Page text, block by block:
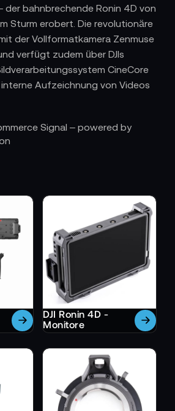
der bahnbrechende Ronin 4D von
Sturm erobert. Die revolutionäre
der Vollformatkamera Zenmuse
verfügt zudem über DJIs
CineCore
Aufzeichnung von Videos
Signal – powered by
DJI Ronin 4D -
Monitore